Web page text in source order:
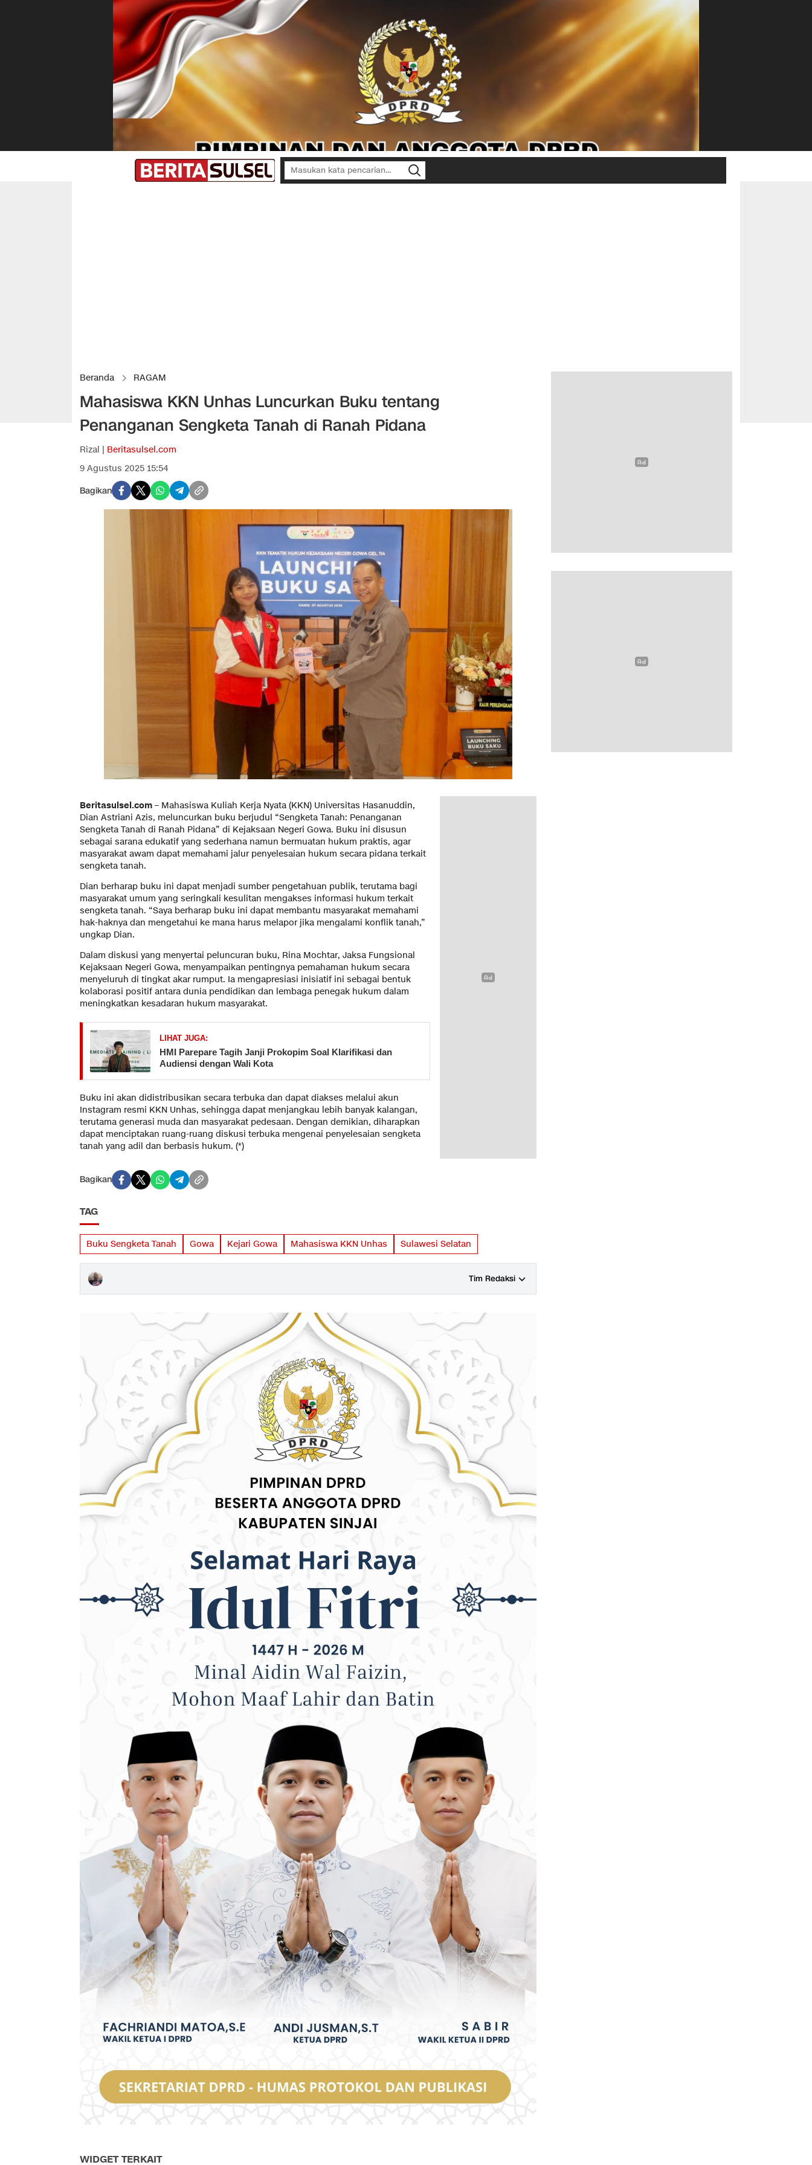
Beranda RAGAM
Mahasiswa KKN Unhas Luncurkan Buku tentang
Penanganan Sengketa Tanah di Ranah Pidana
Rizal | Beritasulsel.com
9 Agustus 2025 15:54
Bagikan
Beritasulsel.com – Mahasiswa Kuliah Kerja Nyata (KKN) Universitas Hasanuddin,
Dian Astriani Azis, meluncurkan buku berjudul “Sengketa Tanah: Penanganan
Sengketa Tanah di Ranah Pidana” di Kejaksaan Negeri Gowa. Buku ini disusun
sebagai sarana edukatif yang sederhana namun bermuatan hukum praktis, agar
masyarakat awam dapat memahami jalur penyelesaian hukum secara pidana terkait
sengketa tanah.
Dian berharap buku ini dapat menjadi sumber pengetahuan publik, terutama bagi
masyarakat umum yang seringkali kesulitan mengakses informasi hukum terkait
sengketa tanah. “Saya berharap buku ini dapat membantu masyarakat memahami
hak-haknya dan mengetahui ke mana harus melapor jika mengalami konflik tanah,”
ungkap Dian.
Dalam diskusi yang menyertai peluncuran buku, Rina Mochtar, Jaksa Fungsional
Kejaksaan Negeri Gowa, menyampaikan pentingnya pemahaman hukum secara
menyeluruh di tingkat akar rumput. Ia mengapresiasi inisiatif ini sebagai bentuk
kolaborasi positif antara dunia pendidikan dan lembaga penegak hukum dalam
meningkatkan kesadaran hukum masyarakat.
LIHAT JUGA:
HMI Parepare Tagih Janji Prokopim Soal Klarifikasi dan
Audiensi dengan Wali Kota
Buku ini akan didistribusikan secara terbuka dan dapat diakses melalui akun
Instagram resmi KKN Unhas, sehingga dapat menjangkau lebih banyak kalangan,
terutama generasi muda dan masyarakat pedesaan. Dengan demikian, diharapkan
dapat menciptakan ruang-ruang diskusi terbuka mengenai penyelesaian sengketa
tanah yang adil dan berbasis hukum. (*)
Bagikan
TAG
Buku Sengketa Tanah Gowa Kejari Gowa Mahasiswa KKN Unhas Sulawesi Selatan
Tim Redaksi
WIDGET TERKAIT